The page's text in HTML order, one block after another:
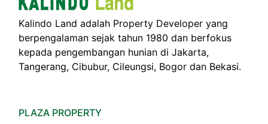
Kalindo Land adalah Property Developer yang
berpengalaman sejak tahun 1980 dan berfokus
kepada pengembangan hunian di Jakarta,
Tangerang, Cibubur, Cileungsi, Bogor dan Bekasi.
PLAZA PROPERTY